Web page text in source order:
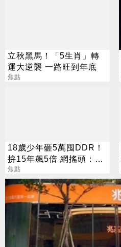
立秋黑馬！「5生肖」轉
運大逆襲 一路旺到年底
焦點
18歲少年砸5萬囤DDR！
拚15年飆5倍 網搖頭：會
報廢
焦點